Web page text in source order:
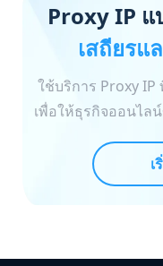
Proxy IP
เสถียรแ
ใช้บริการ Proxy IP
เพื่อให้ธุรกิจออนไล
เ